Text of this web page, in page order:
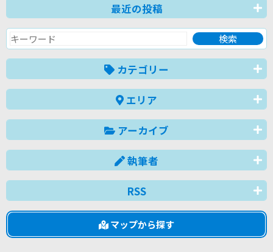
最近の投稿
カテゴリー
エリア
アーカイブ
執筆者
RSS
マップから探す